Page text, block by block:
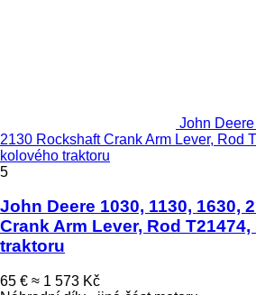
John
2130 Rockshaft Crank Arm Lever, Rod
kolového traktoru
5
John Deere 1030, 1130, 1630,
Crank Arm Lever, Rod
traktoru
65 € ≈ 1 573 Kč